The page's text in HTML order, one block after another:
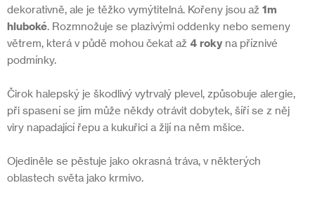
dekorativně, ale je těžko vymýtitelná. Kořeny jsou až 1m
hluboké. Rozmnožuje se plazivými oddenky nebo semeny
větrem, která v půdě mohou čekat až 4 roky na příznivé
podmínky.
Čirok halepský je škodlivý vytrvalý plevel, způsobuje alergie,
při spasení se jím může někdy otrávit dobytek, šíří se z něj
viry napadající řepu a kukuřici a žijí na něm mšice.
Ojediněle se pěstuje jako okrasná tráva, v některých
oblastech světa jako krmivo.